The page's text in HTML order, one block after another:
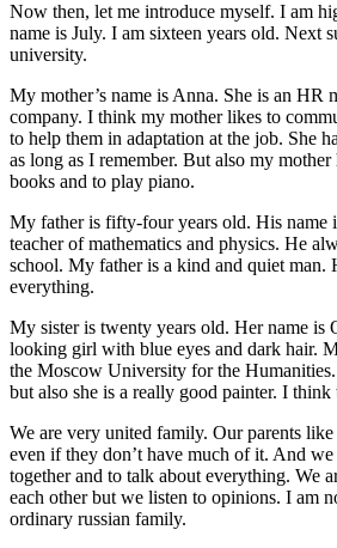
Now then, let me introduce myself. I am
name is July. I am sixteen years old. Next
university.
My mother’s name is Anna. She is an HR
company. I think my mother likes to
to help them in adaptation at the job. She
as long as I remember. But also my mother
books and to play piano.
My father is fifty-four years old. His name
teacher of mathematics and physics. He
school. My father is a kind and quiet man.
everything.
My sister is twenty years old. Her name is
looking girl with blue eyes and dark hair.
the Moscow University for the
but also she is a really good painter. I
We are very united family. Our parents
even if they don’t have much of it. And
together and to talk about everything. We
each other but we listen to opinions. I am
ordinary russian family.